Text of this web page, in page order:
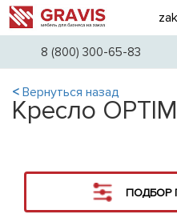
8 (800) 300-65-83
< Вернуться назад
Кресло
ПОДБОР